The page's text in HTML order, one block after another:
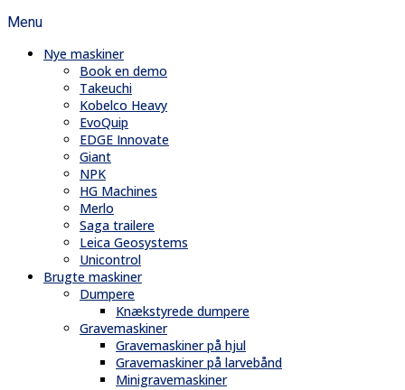
Menu
Nye maskiner
Book en demo
Takeuchi
Kobelco Heavy
EvoQuip
EDGE Innovate
Giant
NPK
HG Machines
Merlo
Saga trailere
Leica Geosystems
Unicontrol
Brugte maskiner
Dumpere
Knækstyrede dumpere
Gravemaskiner
Gravemaskiner på hjul
Gravemaskiner på larvebånd
Minigravemaskiner